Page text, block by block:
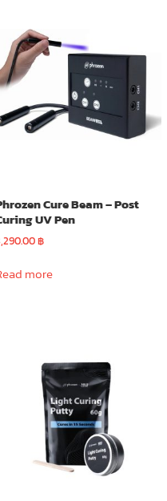
Cure Beam – Post
UV Pen
฿
more